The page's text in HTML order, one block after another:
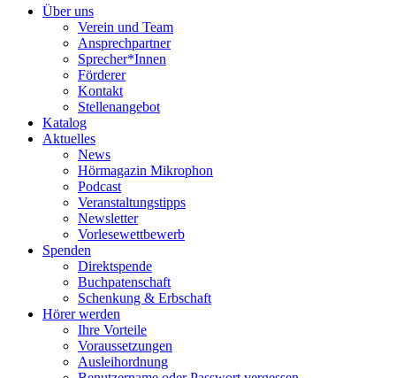
Über uns
Verein und Team
Ansprechpartner
Sprecher*Innen
Förderer
Kontakt
Stellenangebot
Katalog
Aktuelles
News
Hörmagazin Mikrophon
Podcast
Veranstaltungstipps
Newsletter
Vorlesewettbewerb
Spenden
Direktspende
Buchpatenschaft
Schenkung & Erbschaft
Hörer werden
Ihre Vorteile
Voraussetzungen
Ausleihordnung